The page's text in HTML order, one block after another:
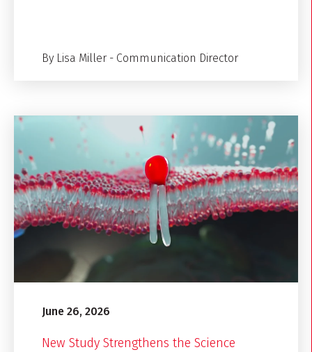
By Lisa Miller - Communication Director
June 26, 2026
New Study Strengthens the Science